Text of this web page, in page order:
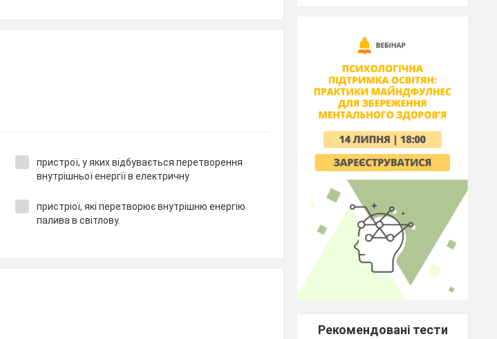
пристрої, у яких відбувається перетворення
внутрішньої енергії в електричну
пристріої, які перетворює внутрішню енергію
палива в світлову.
Рекомендовані тести